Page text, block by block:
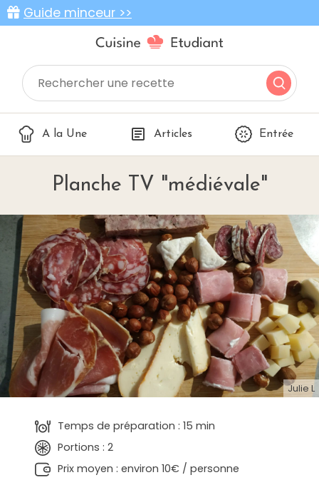
Guide minceur >>
A la Une Articles Entrée
Planche TV "médiévale"
Julie L
Temps de préparation : 15 min
Portions : 2
Prix moyen : environ 10€ / personne